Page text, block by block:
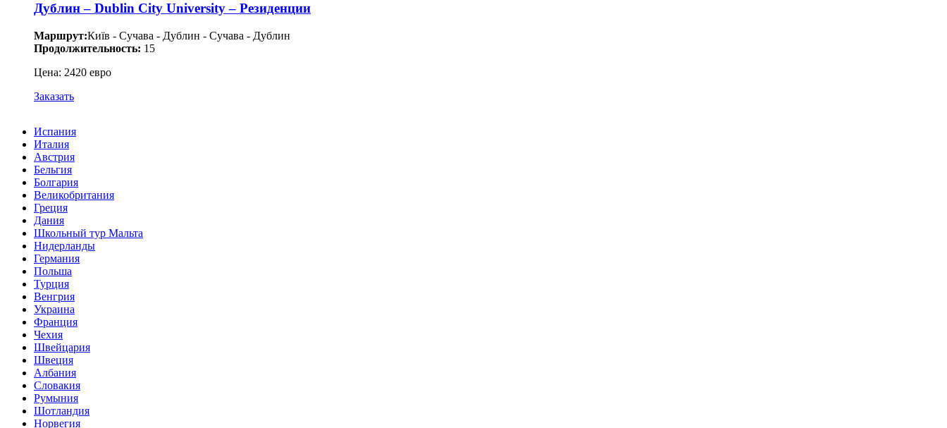
Дублин – Dublin City University – Резиденции
Маршрут:Київ - Сучава - Дублин - Сучава - Дублин
Продолжительность: 15
Цена: 2420 евро
Заказать
Испания
Италия
Австрия
Бельгия
Болгария
Великобритания
Греция
Дания
Школьный тур Мальта
Нидерланды
Германия
Польша
Турция
Венгрия
Украина
Франция
Чехия
Швейцария
Швеция
Албания
Словакия
Румыния
Шотландия
Норвегия